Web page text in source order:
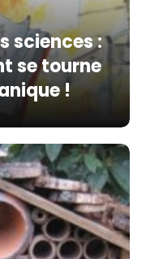
sciences :
se tourne
!